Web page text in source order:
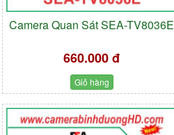
Camera Quan Sát SEA-TV8036E
660.000 đ
Giỏ hàng